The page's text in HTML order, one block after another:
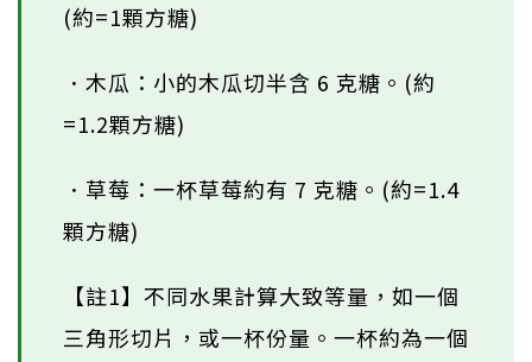
(約=1顆方糖)
．木瓜：小的木瓜切半含 6 克糖。(約
=1.2顆方糖)
．草莓：一杯草莓約有 7 克糖。(約=1.4
顆方糖)
【註1】不同水果計算大致等量，如一個
三角形切片，或一杯份量。一杯約為一個